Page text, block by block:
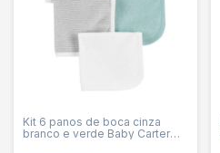
Kit 6 panos de boca cinza
branco e verde Baby Carter